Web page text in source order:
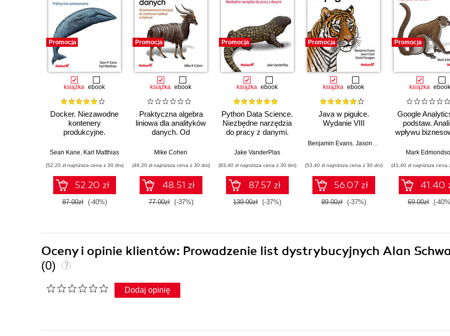
Promocja
książka ebook
Docker. Niezawodne
kontenery
produkcyjne.
zastosowania.
Sean Kane Karl Matthias
(52,20 zł najniższa cena z 30 dni)
52.20 zł
87.00zł (-40%)
Promocja
książka ebook
Praktyczna algebra
liniowa dla analityków
danych. Od
koncepcji do
w Pythonie
Mike Cohen
(46,20 zł najniższa cena z 30 dni)
48.51 zł
77.00zł (-37%)
Promocja
książka ebook
Python Data Science.
Niezbędne narzędzia
do pracy z danymi.
Jake VanderPlas
(83,40 zł najniższa cena z 30 dni)
87.57 zł
139.00zł (-37%)
Promocja
książka ebook
Java w pigułce.
Wydanie VIII
Benjamin Evans Jason Clark
(53,40 zł najniższa cena z 30 dni)
56.07 zł
89.00zł (-37%)
Promocja
książka ebook
Google
podstaw.
wpływu
trendów
Mark
(41,40 zł najniższa cena
41.40
69.00zł (-
Oceny i opinie klientów: Prowadzenie list dystrybucyjnych Alan
(0)
Dodaj opinię